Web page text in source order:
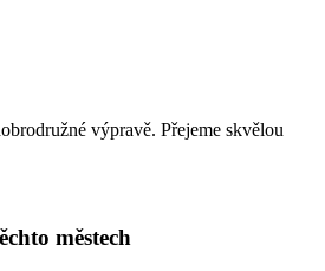
výpravě. Přejeme skvělou
městech